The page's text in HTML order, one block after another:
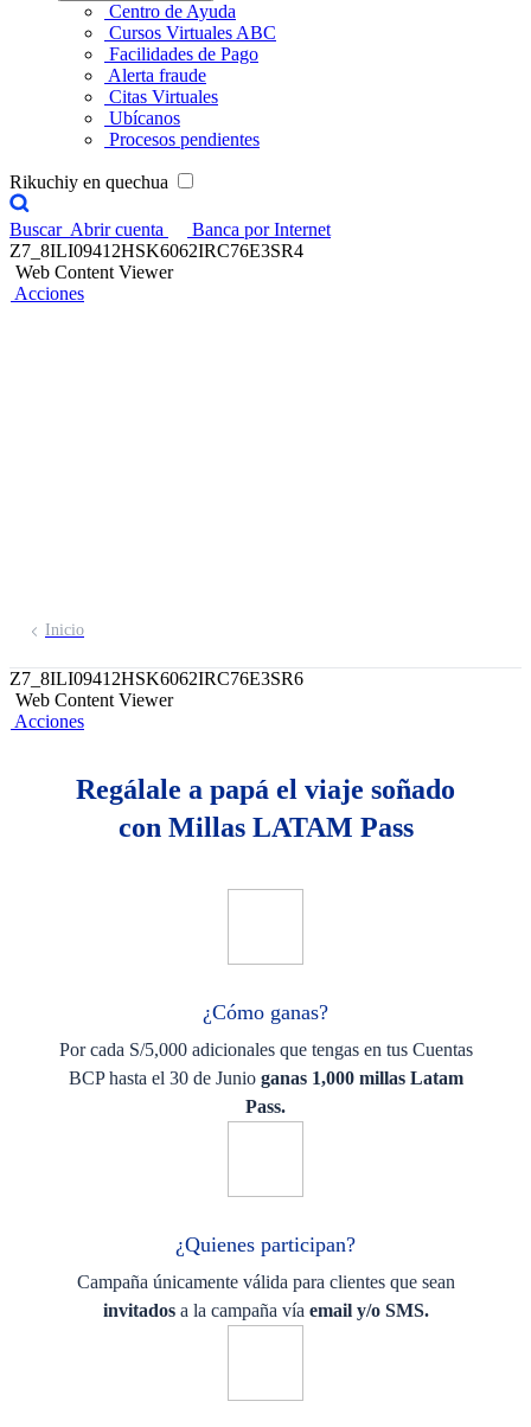
Centro de Ayuda
Cursos Virtuales ABC
Facilidades de Pago
Alerta fraude
Citas Virtuales
Ubícanos
Procesos pendientes
Rikuchiy en quechua
Buscar Abrir cuenta
Banca por Internet
Z7_8ILI09412HSK6062IRC76E3SR4
Web Content Viewer
Acciones
Inicio
Z7_8ILI09412HSK6062IRC76E3SR6
Web Content Viewer
Acciones
Regálale a papá el viaje soñado
con Millas LATAM Pass
¿Cómo ganas?
Por cada S/5,000 adicionales que tengas en tus Cuentas
BCP hasta el 30 de Junio ganas 1,000 millas Latam
Pass.
¿Quienes participan?
Campaña únicamente válida para clientes que sean
invitados a la campaña vía email y/o SMS.